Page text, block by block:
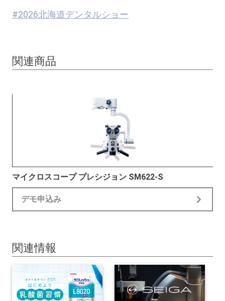
#2026北海道デンタルショー
関連商品
マイクロスコープ プレシジョン SM622-S
デモ申込み
関連情報